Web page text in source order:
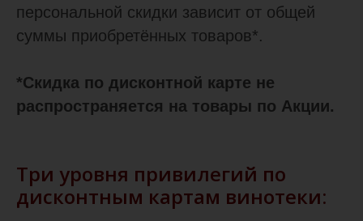
персональной скидки зависит от общей
суммы приобретённых товаров*.
*Скидка по дисконтной карте не
распространяется на товары по Акции.
Три уровня привилегий по
дисконтным картам винотеки: